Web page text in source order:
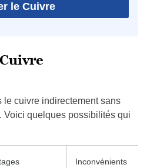
le Cuivre
le cuivre indirectement sans
Voici quelques possibilités qui
Inconvénients